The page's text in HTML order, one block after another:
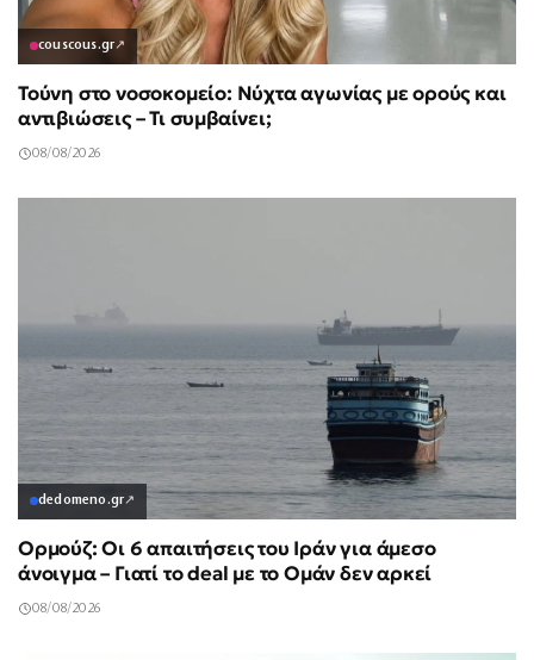
couscous.gr↗
Τούνη στο νοσοκομείο: Νύχτα αγωνίας με ορούς και
αντιβιώσεις – Τι συμβαίνει;
08/08/2026
dedomeno.gr↗
Ορμούζ: Οι 6 απαιτήσεις του Ιράν για άμεσο
άνοιγμα – Γιατί το deal με το Ομάν δεν αρκεί
08/08/2026